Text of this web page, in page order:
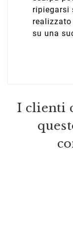
ripiegarsi
su una
I clienti